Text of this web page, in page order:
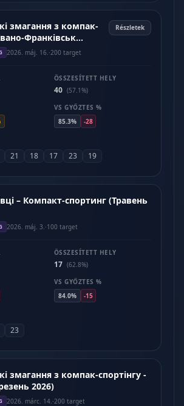
змагання з компак-
Франківськ
2026. máj. 16. ·200 target
Részletek
ÖSSZESÍTETT HELY
40 (57.1%)
VS GYŐZTES %
85.3%
-28
21 18 17 23 19
– Компакт-спортинг (Травень
2026. máj. 3. ·100 target
ÖSSZESÍTETT HELY
17 (62.8%)
VS GYŐZTES %
84.0%
-15
23
змагання з компак-спортінгу -
2026)
2026. márc. 14. ·200 target